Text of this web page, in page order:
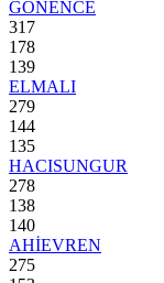
GÖNENCE
317
178
139
ELMALI
279
144
135
HACISUNGUR
278
138
140
AHİEVREN
275